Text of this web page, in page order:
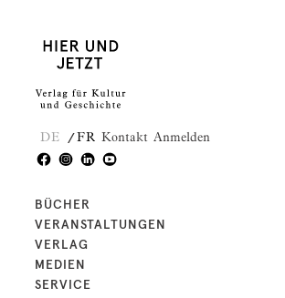
DE FR Kontakt Anmelden
BÜCHER
VERANSTALTUNGEN
VERLAG
MEDIEN
SERVICE